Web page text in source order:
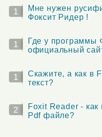
1
Мне нужен
Фоксит Ридер !
1
Где у программы
официальный
1
Скажите, а как в
текст?
2
Foxit Reader - как
Pdf файле?